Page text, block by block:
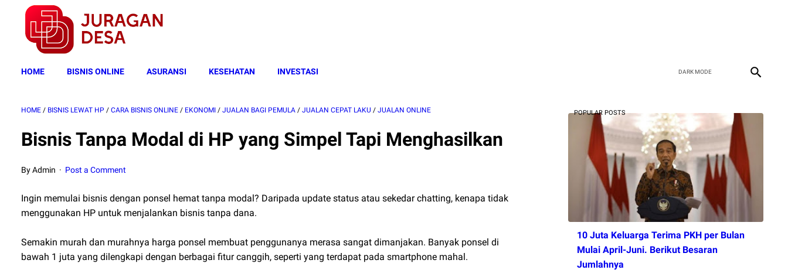
HOME BISNIS ONLINE ASURANSI KESEHATAN INVESTASI
HOME / BISNIS LEWAT HP / CARA BISNIS ONLINE / EKONOMI / JUALAN BAGI PEMULA / JUALAN CEPAT LAKU / JUALAN ONLINE
Bisnis Tanpa Modal di HP yang Simpel Tapi Menghasilkan
By Admin Post a Comment
Ingin memulai bisnis dengan ponsel hemat tanpa modal? Daripada update status atau sekedar chatting, kenapa tidak
menggunakan HP untuk menjalankan bisnis tanpa dana.
Semakin murah dan murahnya harga ponsel membuat penggunanya merasa sangat dimanjakan. Banyak ponsel di
bawah 1 juta yang dilengkapi dengan berbagai fitur canggih, seperti yang terdapat pada smartphone mahal.
POPULAR POSTS
10 Juta Keluarga Terima PKH per Bulan
Mulai April-Juni. Berikut Besaran
Jumlahnya